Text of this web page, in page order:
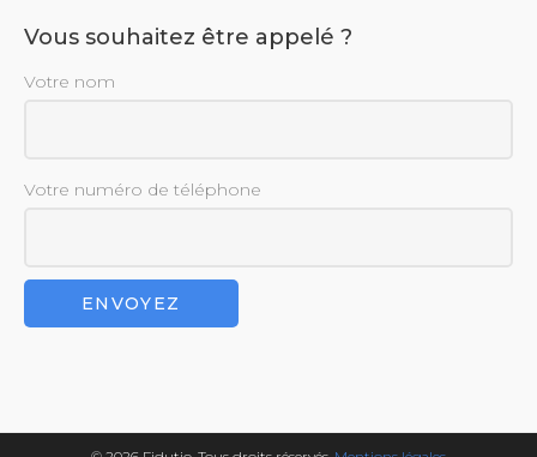
Vous souhaitez être appelé ?
Votre nom
Votre numéro de téléphone